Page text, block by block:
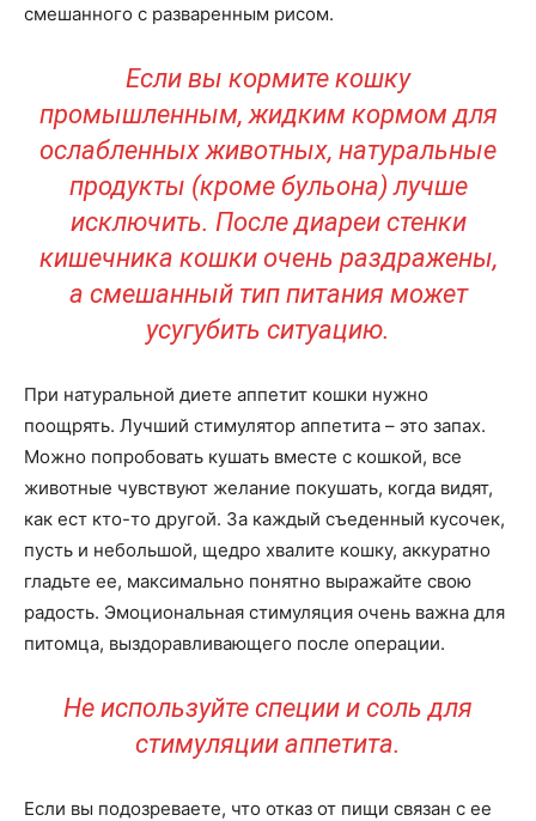
смешанного с разваренным рисом.
Если вы кормите кошку
промышленным, жидким кормом для
ослабленных животных, натуральные
продукты (кроме бульона) лучше
исключить. После диареи стенки
кишечника кошки очень раздражены,
а смешанный тип питания может
усугубить ситуацию.
При натуральной диете аппетит кошки нужно
поощрять. Лучший стимулятор аппетита – это запах.
Можно попробовать кушать вместе с кошкой, все
животные чувствуют желание покушать, когда видят,
как ест кто-то другой. За каждый съеденный кусочек,
пусть и небольшой, щедро хвалите кошку, аккуратно
гладьте ее, максимально понятно выражайте свою
радость. Эмоциональная стимуляция очень важна для
питомца, выздоравливающего после операции.
Не используйте специи и соль для
стимуляции аппетита.
Если вы подозреваете, что отказ от пищи связан с ее